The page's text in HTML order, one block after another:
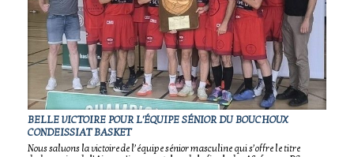
BELLE VICTOIRE POUR L'ÉQUIPE SÉNIOR DU BOUCHOUX
CONDEISSIAT BASKET
Nous saluons la victoire de l’équipe sénior masculine qui s’offre le titre